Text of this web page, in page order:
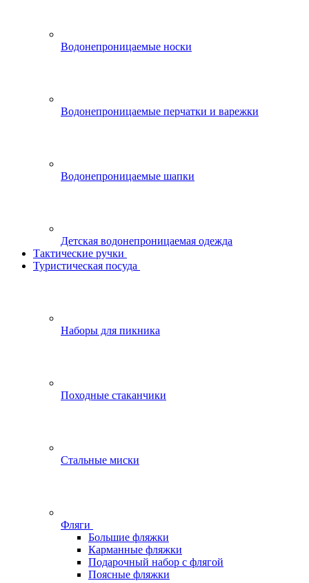
Водонепроницаемые носки
Водонепроницаемые перчатки и варежки
Водонепроницаемые шапки
Детская водонепроницаемая одежда
Тактические ручки
Туристическая посуда
Наборы для пикника
Походные стаканчики
Стальные миски
Фляги
Большие фляжки
Карманные фляжки
Подарочный набор с флягой
Поясные фляжки